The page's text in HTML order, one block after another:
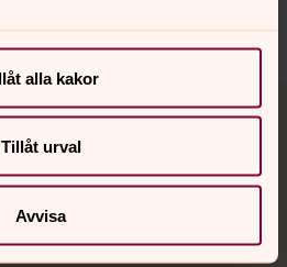
alla kakor
Tillåt urval
Avvisa